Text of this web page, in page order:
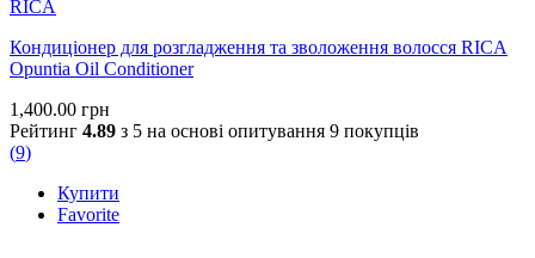
RICA
Кондиціонер для розгладження та зволоження волосся RICA
Opuntia Oil Conditioner
1,400.00 грн
Рейтинг 4.89 з 5 на основі опитування 9 покупців
(9)
Купити
Favorite